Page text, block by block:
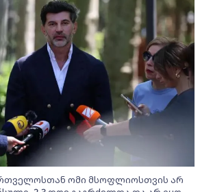
ომი მსოფლიოსთვის არ